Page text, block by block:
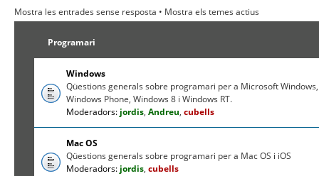
Mostra les entrades sense resposta • Mostra els temes actius
Programari
Windows
Qüestions generals sobre programari per a Microsoft Windows,
Windows Phone, Windows 8 i Windows RT.
Moderadors: jordis,Andreu,cubells
Mac OS
Qüestions generals sobre programari per a Mac OS i iOS
Moderadors: jordis,cubells